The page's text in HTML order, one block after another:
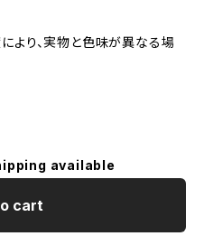
より、実物と色味が異なる場
available
cart